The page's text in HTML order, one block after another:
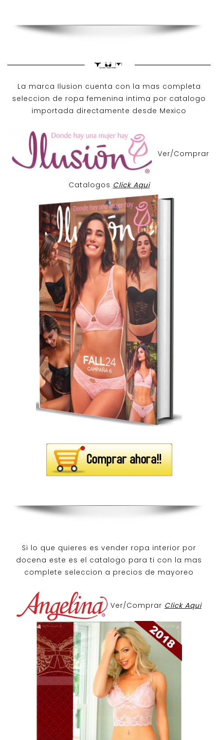
La marca Ilusion cuenta con la mas completa
seleccion de ropa femenina intima por catalogo
importada directamente desde Mexico
Ver/Comprar
Catalogos Click Aqui
Si lo que quieres es vender ropa interior por
docena este es el catalogo para ti con la mas
complete seleccion a precios de mayoreo
Ver/Comprar Click Aqui